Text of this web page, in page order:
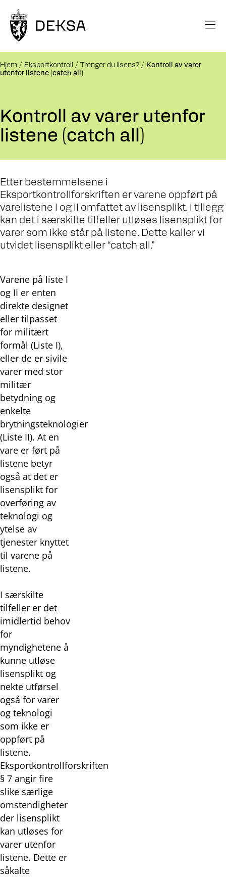
Hjem Eksportkontroll Trenger du lisens?
Kontroll av varer
utenfor listene (catch all)
Kontroll av varer utenfor
listene (catch all)
Etter bestemmelsene i
Eksportkontrollforskriften er varene oppført på
varelistene I og II omfattet av lisensplikt. I tillegg
kan det i særskilte tilfeller utløses lisensplikt for
varer som ikke står på listene. Dette kaller vi
utvidet lisensplikt eller “catch all.”
Varene på liste I
og II er enten
direkte designet
eller tilpasset
for militært
formål (Liste I),
eller de er sivile
varer med stor
militær
betydning og
enkelte
brytningsteknologier
(Liste II). At en
vare er ført på
listene betyr
også at det er
lisensplikt for
overføring av
teknologi og
ytelse av
tjenester knyttet
til varene på
listene.
I særskilte
tilfeller er det
imidlertid behov
for
myndighetene å
kunne utløse
lisensplikt og
nekte utførsel
også for varer
og teknologi
som ikke er
oppført på
listene.
Eksportkontrollforskriften
§ 7 angir fire
slike særlige
omstendigheter
der lisensplikt
kan utløses for
varer utenfor
listene. Dette er
såkalte